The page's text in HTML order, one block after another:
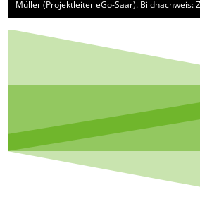
Müller (Projektleiter eGo-Saar). Bildnachweis: